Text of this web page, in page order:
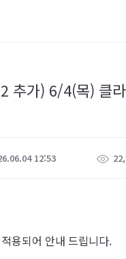
추가) 6/4(목) 클
12:53
용되어 안내 드립니다.